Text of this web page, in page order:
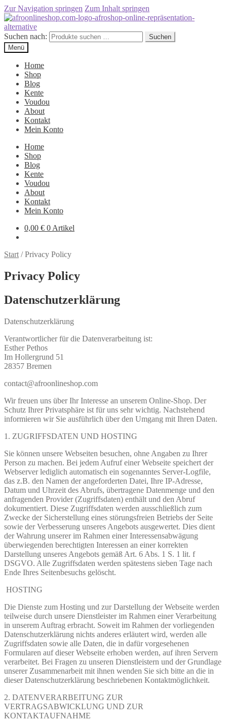
Zur Navigation springen Zum Inhalt springen
Suchen nach:
Suchen
Menü
Home
Shop
Blog
Kente
Voudou
About
Kontakt
Mein Konto
Home
Shop
Blog
Kente
Voudou
About
Kontakt
Mein Konto
0,00 € 0 Artikel
Start /Privacy Policy
Privacy Policy
Datenschutzerklärung
Datenschutzerklärung
Verantwortlicher für die Datenverarbeitung ist:
Esther Pethos
Im Hollergrund 51
28357 Bremen
contact@afroonlineshop.com
Wir freuen uns über Ihr Interesse an unserem Online-Shop. Der
Schutz Ihrer Privatsphäre ist für uns sehr wichtig. Nachstehend
informieren wir Sie ausführlich über den Umgang mit Ihren Daten.
1. ZUGRIFFSDATEN UND HOSTING
Sie können unsere Webseiten besuchen, ohne Angaben zu Ihrer
Person zu machen. Bei jedem Aufruf einer Webseite speichert der
Webserver lediglich automatisch ein sogenanntes Server-Logfile,
das z.B. den Namen der angeforderten Datei, Ihre IP-Adresse,
Datum und Uhrzeit des Abrufs, übertragene Datenmenge und den
anfragenden Provider (Zugriffsdaten) enthält und den Abruf
dokumentiert. Diese Zugriffsdaten werden ausschließlich zum
Zwecke der Sicherstellung eines störungsfreien Betriebs der Seite
sowie der Verbesserung unseres Angebots ausgewertet. Dies dient
der Wahrung unserer im Rahmen einer Interessensabwägung
überwiegenden berechtigten Interessen an einer korrekten
Darstellung unseres Angebots gemäß Art. 6 Abs. 1 S. 1 lit. f
DSGVO. Alle Zugriffsdaten werden spätestens sieben Tage nach
Ende Ihres Seitenbesuchs gelöscht.
HOSTING
Die Dienste zum Hosting und zur Darstellung der Webseite werden
teilweise durch unsere Dienstleister im Rahmen einer Verarbeitung
in unserem Auftrag erbracht. Soweit im Rahmen der vorliegenden
Datenschutzerklärung nichts anderes erläutert wird, werden alle
Zugriffsdaten sowie alle Daten, die in dafür vorgesehenen
Formularen auf dieser Webseite erhoben werden, auf ihren Servern
verarbeitet. Bei Fragen zu unseren Dienstleistern und der Grundlage
unserer Zusammenarbeit mit ihnen wenden Sie sich bitte an die in
dieser Datenschutzerklärung beschriebenen Kontaktmöglichkeit.
2. DATENVERARBEITUNG ZUR
VERTRAGSABWICKLUNG UND ZUR
KONTAKTAUFNAHME